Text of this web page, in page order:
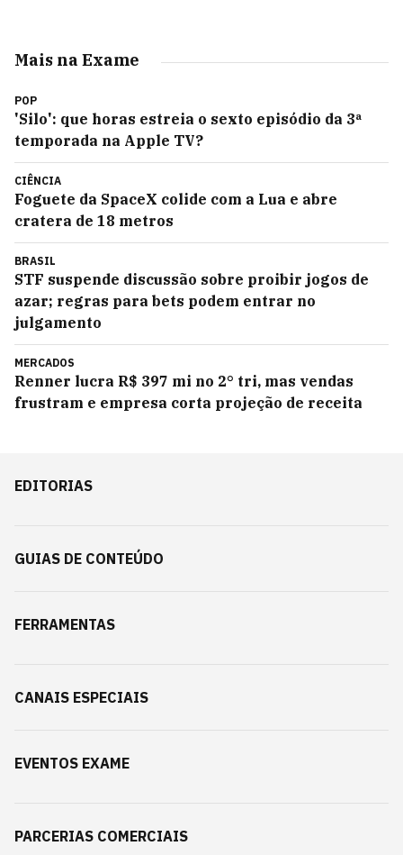
Mais na Exame
POP
'Silo': que horas estreia o sexto episódio da 3ª
temporada na Apple TV?
CIÊNCIA
Foguete da SpaceX colide com a Lua e abre
cratera de 18 metros
BRASIL
STF suspende discussão sobre proibir jogos de
azar; regras para bets podem entrar no
julgamento
MERCADOS
Renner lucra R$ 397 mi no 2° tri, mas vendas
frustram e empresa corta projeção de receita
EDITORIAS
GUIAS DE CONTEÚDO
FERRAMENTAS
CANAIS ESPECIAIS
EVENTOS EXAME
PARCERIAS COMERCIAIS